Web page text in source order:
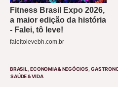
BRASIL ECONOMIA & NEGÓCIOS
SAÚDE & VIDA